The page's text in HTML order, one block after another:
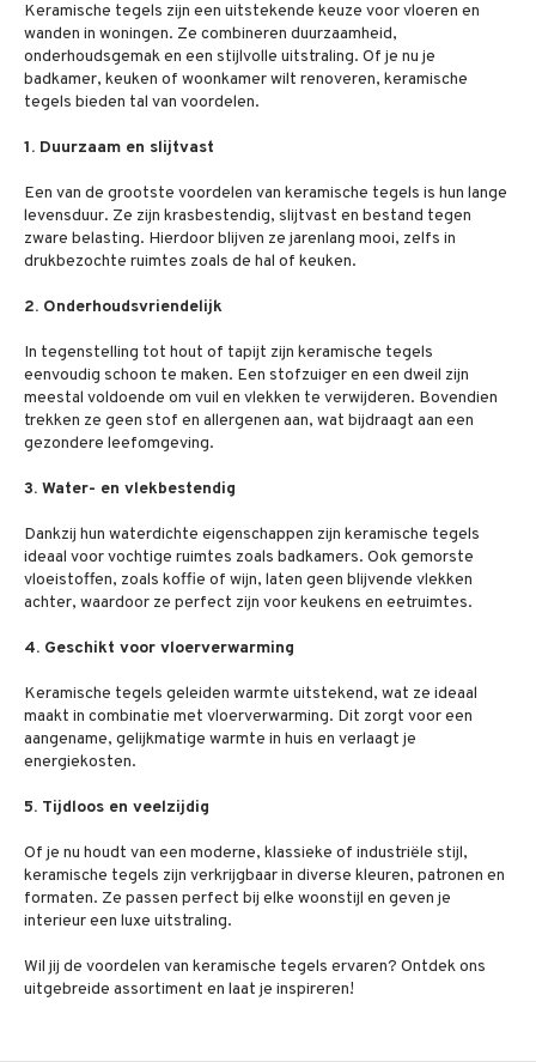
Keramische tegels zijn een uitstekende keuze voor vloeren en
wanden in woningen. Ze combineren duurzaamheid,
onderhoudsgemak en een stijlvolle uitstraling. Of je nu je
badkamer, keuken of woonkamer wilt renoveren, keramische
tegels bieden tal van voordelen.
1. Duurzaam en slijtvast
Een van de grootste voordelen van keramische tegels is hun lange
levensduur. Ze zijn krasbestendig, slijtvast en bestand tegen
zware belasting. Hierdoor blijven ze jarenlang mooi, zelfs in
drukbezochte ruimtes zoals de hal of keuken.
2. Onderhoudsvriendelijk
In tegenstelling tot hout of tapijt zijn keramische tegels
eenvoudig schoon te maken. Een stofzuiger en een dweil zijn
meestal voldoende om vuil en vlekken te verwijderen. Bovendien
trekken ze geen stof en allergenen aan, wat bijdraagt aan een
gezondere leefomgeving.
3. Water- en vlekbestendig
Dankzij hun waterdichte eigenschappen zijn keramische tegels
ideaal voor vochtige ruimtes zoals badkamers. Ook gemorste
vloeistoffen, zoals koffie of wijn, laten geen blijvende vlekken
achter, waardoor ze perfect zijn voor keukens en eetruimtes.
4. Geschikt voor vloerverwarming
Keramische tegels geleiden warmte uitstekend, wat ze ideaal
maakt in combinatie met vloerverwarming. Dit zorgt voor een
aangename, gelijkmatige warmte in huis en verlaagt je
energiekosten.
5. Tijdloos en veelzijdig
Of je nu houdt van een moderne, klassieke of industriële stijl,
keramische tegels zijn verkrijgbaar in diverse kleuren, patronen en
formaten. Ze passen perfect bij elke woonstijl en geven je
interieur een luxe uitstraling.
Wil jij de voordelen van keramische tegels ervaren? Ontdek ons
uitgebreide assortiment en laat je inspireren!